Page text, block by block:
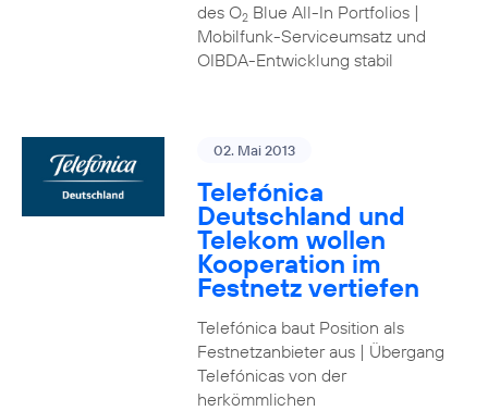
des O2Blue All-In Portfolios |
Mobilfunk-Serviceumsatz und
OIBDA-Entwicklung stabil
02. Mai 2013
Telefónica
Deutschland und
Telekom wollen
Kooperation im
Festnetz vertiefen
Telefónica baut Position als
Festnetzanbieter aus | Übergang
Telefónicas von der
herkömmlichen